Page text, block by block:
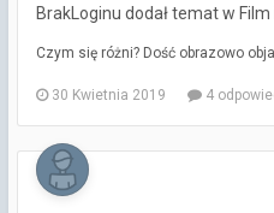
BrakLoginu dodał temat w
Czym się różni? Dość obrazowo
30 Kwietnia 2019 4